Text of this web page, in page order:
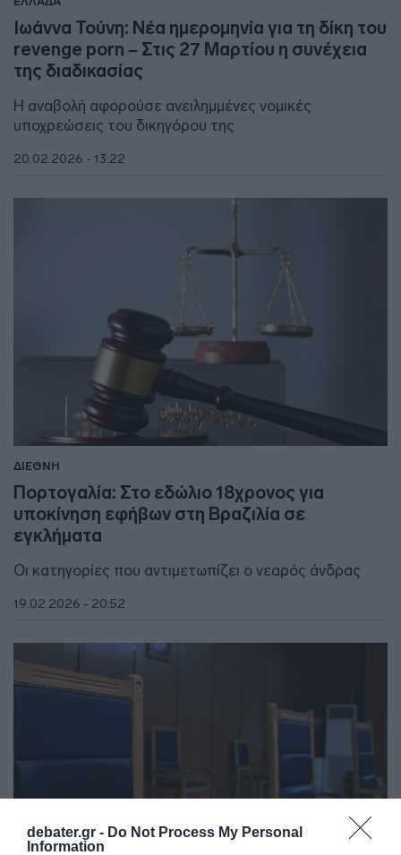
debater.gr - Do Not Process My Personal
Information
Ιωάννα Τούνη: Νέα ημερομηνία για τη δίκη του
revenge porn – Στις 27 Μαρτίου η συνέχεια
της διαδικασίας
Η αναβολή αφορούσε ανειλημμένες νομικές
υποχρεώσεις του δικηγόρου της
20.02.2026 - 13:22
ΔΙΕΘΝΗ
Πορτογαλία: Στο εδώλιο 18χρονος για
υποκίνηση εφήβων στη Βραζιλία σε
εγκλήματα
Οι κατηγορίες που αντιμετωπίζει ο νεαρός άνδρας
19.02.2026 - 20:52